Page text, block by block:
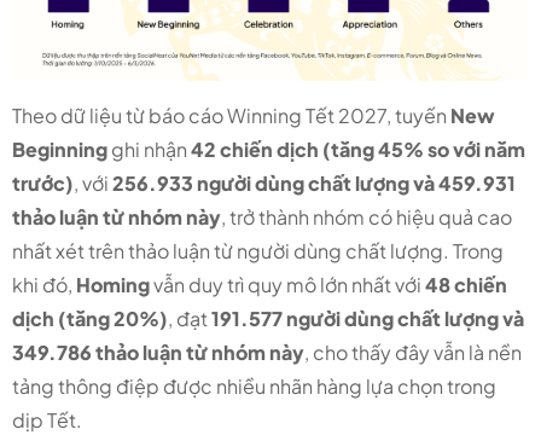
Theo dữ liệu từ báo cáo Winning Tết 2027, tuyến New
Beginningghi nhận42 chiến dịch (tăng 45% so với năm
trước), với256.933 người dùng chất lượng và 459.931
thảo luận từ nhóm này, trở thành nhóm có hiệu quả cao
nhất xét trên thảo luận từ người dùng chất lượng. Trong
khi đó, Homingvẫn duy trì quy mô lớn nhất với48 chiến
dịch (tăng 20%), đạt191.577 người dùng chất lượng và
349.786 thảo luận từ nhóm này, cho thấy đây vẫn là nền
tảng thông điệp được nhiều nhãn hàng lựa chọn trong
dịp Tết.